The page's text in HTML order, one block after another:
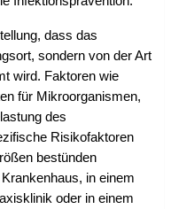
dass das
sondern von der Art
wird. Faktoren wie
für Mikroorganismen,
des
Risikofaktoren
bestünden
in einem
oder in einem